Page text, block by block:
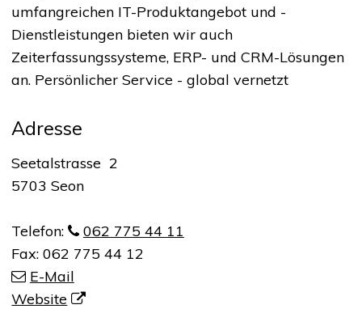
umfangreichen IT-Produktangebot und -
Dienstleistungen bieten wir auch
Zeiterfassungssysteme, ERP- und CRM-Lösungen
an. Persönlicher Service - global vernetzt
Adresse
Seetalstrasse 2
5703 Seon
Telefon:
062 775 44 11
Fax:062 775 44 12
E-Mail
Website